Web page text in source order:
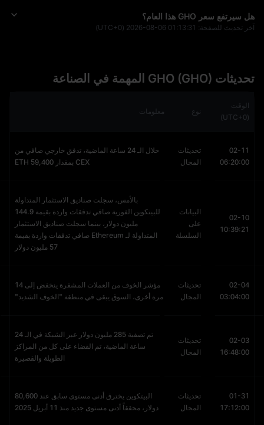
هل سيرتفع سعر GHO هذا العام؟
آخر تحديث للصفحة: 2026-08-06 01:13:31
(UTC+0)
تحديثات GHO (GHO) المهمة في الصناعة
الوقت
(UTC+0)
نوع معلومات
02-11
06:20:00
تحديثات
المجال
خلال الـ 24 ساعة الماضية، تدفق خارجي صافي من
CEX بمقدار 59,400 ETH
02-10
10:39:21
البيانات
على
السلسلة
بالأمس، سجلت صناديق الاستثمار المتداولة
للبيتكوين الفورية صافي تدفقات واردة بقيمة 144.9
مليون دولار، بينما سجلت صناديق الاستثمار
المتداولة لـ Ethereum صافي تدفقات واردة بقيمة
57 مليون دولار
02-04
03:04:00
تحديثات
المجال
مؤشر الخوف من العملات المشفرة ينخفض إلى 14
مرة أخرى، السوق يبقى في منطقة "الخوف الشديد"
02-03
16:48:00
تحديثات
المجال
تم تصفية 285 مليون دولار عبر الشبكة في الـ 24
ساعة الماضية، تم القضاء على كل من المراكز
الطويلة والقصيرة
01-31
17:12:00
تحديثات
المجال
البيتكوين يخترق أدنى مستوى سابق عند 80,600
دولار، محققاً أدنى مستوى جديد منذ 11 أبريل 2025